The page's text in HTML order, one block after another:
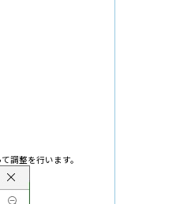
調整を行います。